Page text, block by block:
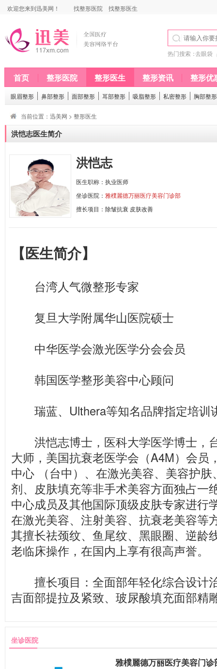
欢迎您来到迅美网！ 找整形医院 找整形医生
热门搜索：去眼袋
首页 整形医院 整形医生 整形资讯 整形优
眼眉整形 鼻部整形 面部整形 耳部整形 吸脂整形 私密整形 胸部整形
当前位置： 迅美网 > 整形医生
洪恺志医生简介
洪恺志
医生职称：执业医师
坐诊医院： 雅樸麗德万丽医疗美容门诊部
擅长项目： 除皱抗衰 皮肤改善
【医生简介】
台湾人气微整形专家
复旦大学附属华山医院硕士
中华医学会激光医学分会会员
韩国医学整形美容中心顾问
瑞蓝、Ulthera等知名品牌指定培训
洪恺志博士，医科大学医学博士，
大师，美国抗衰老医学会（A4M）会员
中心 （台中）、在激光美容、美容护
剂、皮肤填充等非手术美容方面独占一
中心成员及其他国际顶级皮肤专家进行
在激光美容、注射美容、抗衰老美容等
其擅长祛颈纹、鱼尾纹、黑眼圈、逆龄
老临床操作，在国内上享有很高声誉。
擅长项目：全面部年轻化综合设计
吉面部提拉及紧致、玻尿酸填充面部精
坐诊医院
雅樸麗德万丽医疗美容门诊